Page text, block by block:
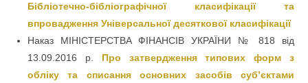
Бібліотечно-бібліографічної класифікації та
впровадження Універсальної десяткової класифікації
Наказ МІНІСТЕРСТВА ФІНАНСІВ УКРАЇНИ № 818 від
13.09.2016 р. Про затвердження типових форм з
обліку та списання основних засобів суб’єктами